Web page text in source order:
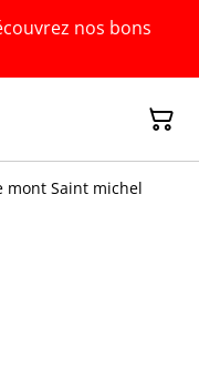
nos bons
mont Saint michel